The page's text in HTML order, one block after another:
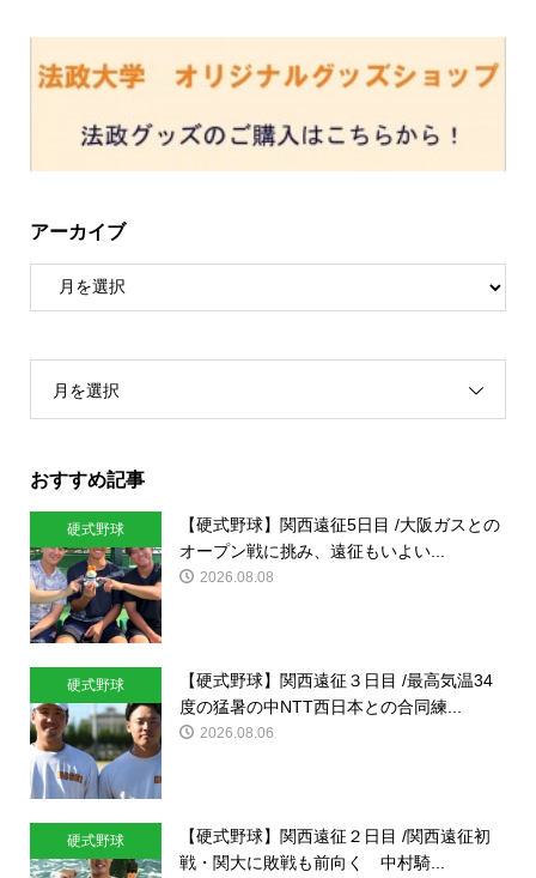
アーカイブ
月を選択
おすすめ記事
硬式野球
【硬式野球】関西遠征5日目 /大阪ガスとの
オープン戦に挑み、遠征もいよい...
2026.08.08
硬式野球
【硬式野球】関西遠征３日目 /最高気温34
度の猛暑の中NTT西日本との合同練...
2026.08.06
硬式野球
【硬式野球】関西遠征２日目 /関西遠征初
戦・関大に敗戦も前向く 中村騎...